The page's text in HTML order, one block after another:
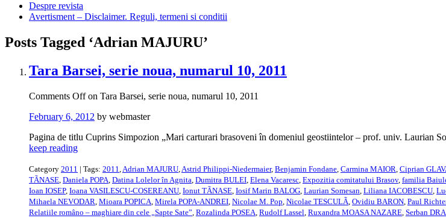
Despre revista
Avertisment – Disclaimer. Reguli, termeni si conditii
Posts Tagged ‘Adrian MAJURU’
Tara Barsei, serie noua, numarul 10, 2011
Comments Offon Tara Barsei, serie noua, numarul 10, 2011
February 6, 2012 by webmaster
Pagina de titlu Cuprins Simpozion „Mari carturari brasoveni în domeniul geostiintelor – prof. univ. Laurian
keep reading
Category 2011 | Tags: 2011,Adrian MAJURU,Astrid Philippi-Niedermaier, Benjamin Fondane, Carmina MAIOR, Ciprian
TÃNASE, Daniela POPA, Datina Lolelor în Agnita, Dumitra BULEI, Elena Vacaresc, Expozitia comitatului Brasov, familia
Ioan IOSEP, Ioana VASILESCU-COSEREANU, Ionut TÃNASE, Iosif Marin BALOG, Laurian Somesan, Liliana IACOBESCU,
Mihaela NEVODAR, Mioara POPICA, Mirela POPA-ANDREI, Nicolae M. Pop, Nicolae TESCULÃ, Ovidiu BARON, Paul
Relatiile româno – maghiare din cele „Sapte Sate”, Rozalinda POSEA, Rudolf Lassel, Ruxandra MOASA NAZARE, Serban